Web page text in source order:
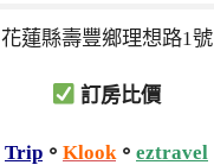
花蓮縣壽豐鄉理想路1號
訂房比價
Trip 。 Klook 。 eztravel